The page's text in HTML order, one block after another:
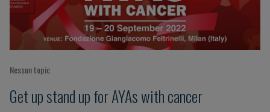
Nessun topic
Get up stand up for AYAs with cancer